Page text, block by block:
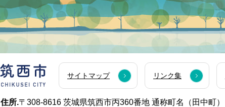
サイトマップ リンク集
住所.〒308-8616 茨城県筑西市丙360番地 通称町名（田中町）